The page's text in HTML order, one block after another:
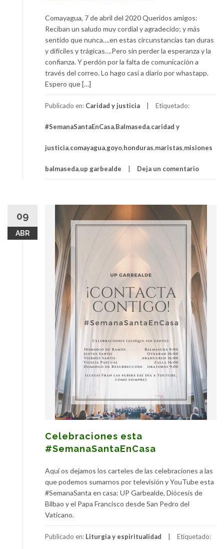
Comayagua, 7 de abril del 2020 Queridos amigos:
Reciban un saludo muy cordial y agradecido; y más
sentido que nunca….en estas circunstancias tan duras
y difíciles y trágicas….Pero sin perder la esperanza y la
confianza. Y perdón por la falta de comunicación a
través del correo. Lo hago casi a diario por whastapp.
Espero que […]
Publicado en: Caridad y justicia Etiquetado:
#SemanaSantaEnCasa,Balmaseda,caridad y
justicia,comayagua,goyo,honduras,maristas,misiones
balmaseda,up garbealde Deja un comentario
09
ABR
Celebraciones esta
#SemanaSantaEnCasa
Aquí os dejamos los carteles de las celebraciones a las
que podemos sumarnos por televisión y YouTube esta
#SemanaSanta en casa: UP Garbealde, Diócesis de
Bilbao y el Papa Francisco desde San Pedro del
Vaticano.
Publicado en: Liturgia y espiritualidad Etiquetado: